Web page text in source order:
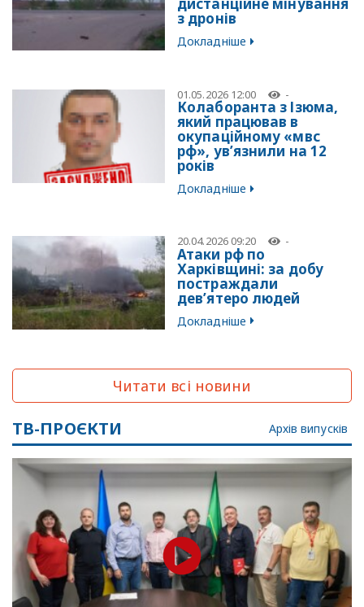
дистанційне мінування
з дронів
Докладніше
01.05.2026 12:00 -
Колаборанта з Ізюма,
який працював в
окупаційному «мвс
рф», ув’язнили на 12
років
Докладніше
20.04.2026 09:20 -
Атаки рф по
Харківщині: за добу
постраждали
дев’ятеро людей
Докладніше
Читати всі новини
ТВ-ПРОЄКТИ Архів випусків